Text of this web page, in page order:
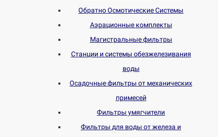
Обратно Осмотические Системы
Аэрационные комплекты
Магистральные фильтры
Станции и системы обезжелезивания
воды
Осадочные фильтры от механических
примесей
Фильтры умягчители
Фильтры для воды от железа и